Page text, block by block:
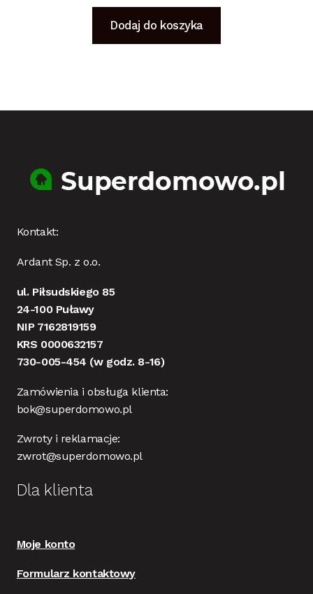
Dodaj do koszyka
Kontakt:
Ardant Sp. z o.o.
ul. Piłsudskiego 85
24-100 Puławy
NIP 7162819159
KRS 0000632157
730-005-454 (w godz. 8-16)
Zamówienia i obsługa klienta:
bok@superdomowo.pl
Zwroty i reklamacje:
zwrot@superdomowo.pl
Dla klienta
Moje konto
Formularz kontaktowy